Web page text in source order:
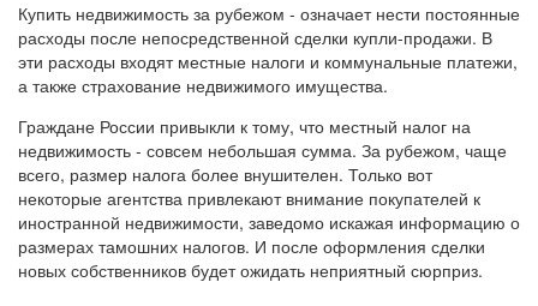
Купить недвижимость за рубежом - означает нести постоянные
расходы после непосредственной сделки купли-продажи. В
эти расходы входят местные налоги и коммунальные платежи,
а также страхование недвижимого имущества.
Граждане России привыкли к тому, что местный налог на
недвижимость - совсем небольшая сумма. За рубежом, чаще
всего, размер налога более внушителен. Только вот
некоторые агентства привлекают внимание покупателей к
иностранной недвижимости, заведомо искажая информацию о
размерах тамошних налогов. И после оформления сделки
новых собственников будет ожидать неприятный сюрприз.